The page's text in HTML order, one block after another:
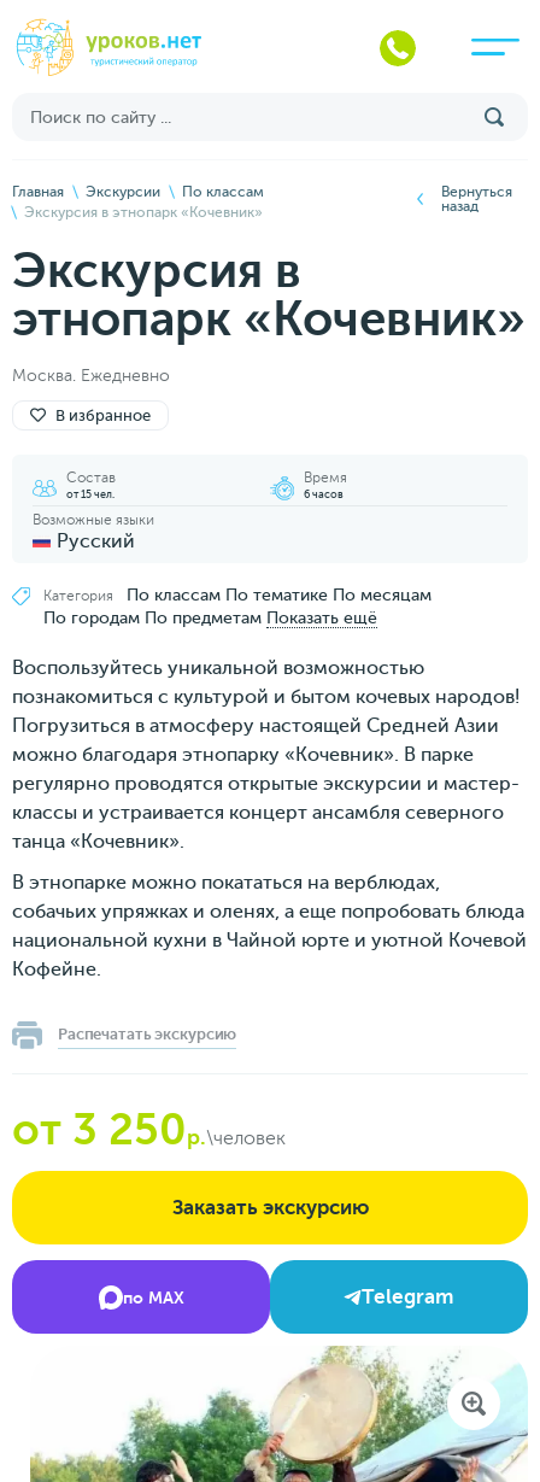
Главная Экскурсии
По классам
Экскурсия в этнопарк «Кочевник»
Вернуться
назад
Экскурсия в
этнопарк «Кочевник»
Москва. Ежедневно
В избранное
Состав
от 15 чел.
Время
6 часов
Возможные языки
Русский
Категория По классам По тематике По месяцам
По городам По предметам Показать ещё
Воспользуйтесь уникальной возможностью
познакомиться с культурой и бытом кочевых народов!
Погрузиться в атмосферу настоящей Средней Азии
можно благодаря этнопарку «Кочевник». В парке
регулярно проводятся открытые экскурсии и мастер-
классы и устраивается концерт ансамбля северного
танца «Кочевник».
В этнопарке можно покататься на верблюдах,
собачьих упряжках и оленях, а еще попробовать блюда
национальной кухни в Чайной юрте и уютной Кочевой
Кофейне.
Распечатать экскурсию
от 3 250р.\человек
Заказать экскурсию
по MAX Telegram